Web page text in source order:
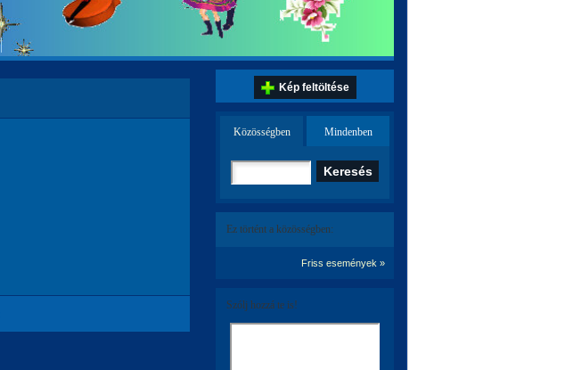
Kép feltöltése
Közösségben Mindenben
Ez történt a közösségben:
Friss események »
Szólj hozzá te is!